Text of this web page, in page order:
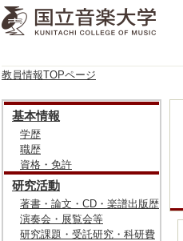
教員情報TOPページ
基本情報
学歴
職歴
資格・免許
研究活動
著書・論文・CD・楽譜出版歴
演奏会・展覧会等
研究課題・受託研究・科研費